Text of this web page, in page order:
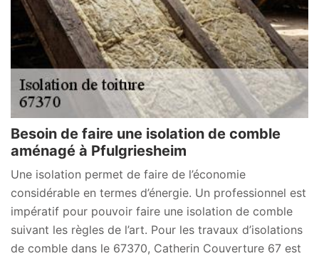
Besoin de faire une isolation de comble
aménagé à Pfulgriesheim
Une isolation permet de faire de l’économie
considérable en termes d’énergie. Un professionnel est
impératif pour pouvoir faire une isolation de comble
suivant les règles de l’art. Pour les travaux d’isolations
de comble dans le 67370, Catherin Couverture 67 est